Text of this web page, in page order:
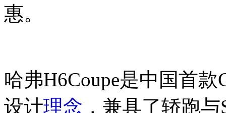
惠。
哈弗H6Coupe是中国首
设计理念 ，兼具了轿跑